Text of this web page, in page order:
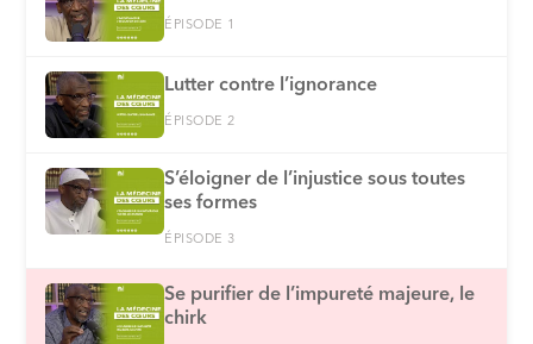
ÉPISODE 1
Lutter contre l’ignorance
ÉPISODE 2
S’éloigner de l’injustice sous toutes
ses formes
ÉPISODE 3
Se purifier de l’impureté majeure, le
chirk